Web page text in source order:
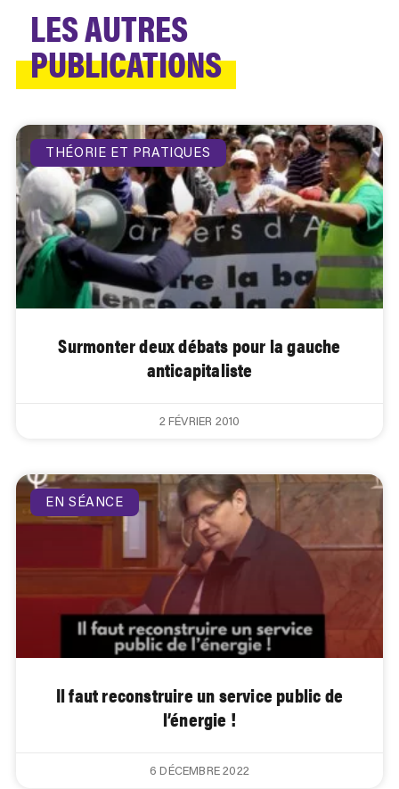
LES AUTRES
PUBLICATIONS
THÉORIE ET PRATIQUES
Surmonter deux débats pour la gauche
anticapitaliste
2 FÉVRIER 2010
EN SÉANCE
Il faut reconstruire un service public de
l’énergie !
6 DÉCEMBRE 2022